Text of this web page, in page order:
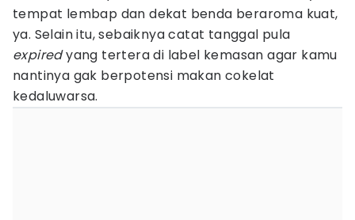
tempat lembap dan dekat benda beraroma kuat,
ya. Selain itu, sebaiknya catat tanggal pula
expiredyang tertera di label kemasan agar kamu
nantinya gak berpotensi makan cokelat
kedaluwarsa.